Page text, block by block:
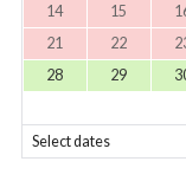
14
15
21
22
28
29
Select dates